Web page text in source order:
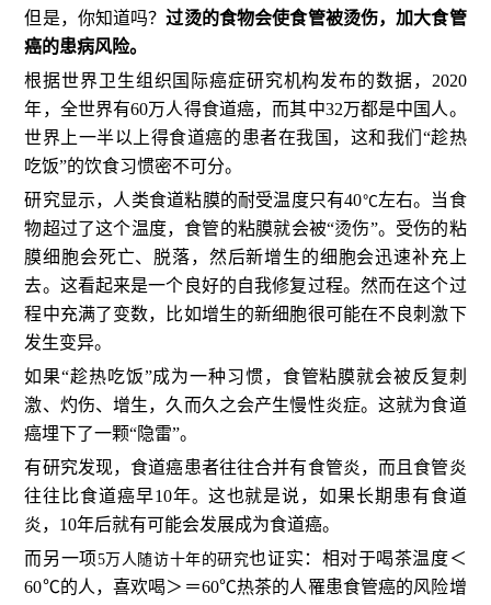
但是，你知道吗？过烫的食物会使食管被烫伤，加大食管
癌的患病风险。
根据世界卫生组织国际癌症研究机构发布的数据，2020
年，全世界有60万人得食道癌，而其中32万都是中国人。
世界上一半以上得食道癌的患者在我国，这和我们“趁热
吃饭”的饮食习惯密不可分。
研究显示，人类食道粘膜的耐受温度只有40℃左右。当食
物超过了这个温度，食管的粘膜就会被“烫伤”。受伤的粘
膜细胞会死亡、脱落，然后新增生的细胞会迅速补充上
去。这看起来是一个良好的自我修复过程。然而在这个过
程中充满了变数，比如增生的新细胞很可能在不良刺激下
发生变异。
如果“趁热吃饭”成为一种习惯，食管粘膜就会被反复刺
激、灼伤、增生，久而久之会产生慢性炎症。这就为食道
癌埋下了一颗“隐雷”。
有研究发现，食道癌患者往往合并有食管炎，而且食管炎
往往比食道癌早10年。 这也就是说，如果长期患有食道
炎，10年后就有可能会发展成为食道癌。
而另一项5万人随访十年的研究也证实：相对于喝茶温度＜
60℃的人，喜欢喝＞＝60℃热茶的人罹患食管癌的风险增